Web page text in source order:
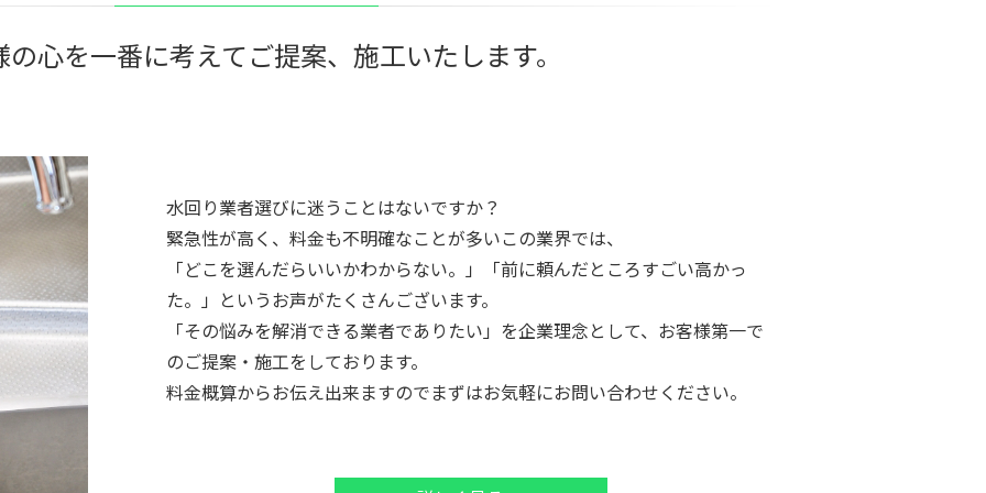
心を一番に考えてご提案、 施工いたします。
水回り業者選びに迷うことはないですか？
緊急性が高く、料金も不明確なことが多いこの業界では、
「どこを選んだらいいかわからない。」「前に頼んだところすごい高かっ
た。」というお声がたくさんございます。
「その悩みを解消できる業者でありたい」を企業理念として、お客様第一で
のご提案・施工をしております。
料金概算からお伝え出来ますのでまずはお気軽にお問い合わせください。